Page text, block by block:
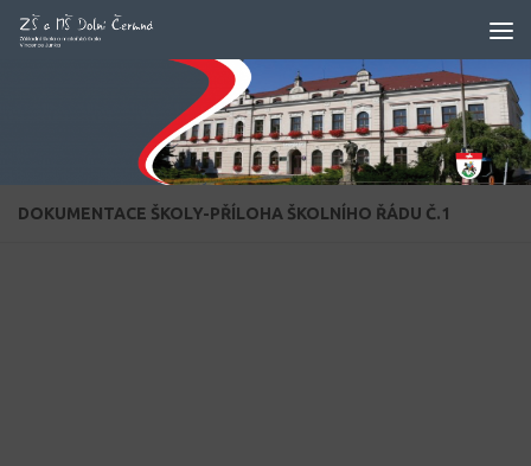
Skip to content
DOKUMENTACE ŠKOLY-PŘÍLOHA ŠKOLNÍHO ŘÁDU Č.1